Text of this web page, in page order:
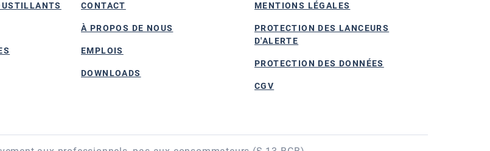
CONTACT
À PROPOS DE NOUS
EMPLOIS
DOWNLOADS
MENTIONS LÉGALES
PROTECTION DES LANCEURS
D'ALERTE
PROTECTION DES DONNÉES
CGV